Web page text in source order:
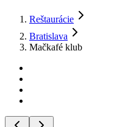
Reštaurácie
Bratislava
Mačkafé klub